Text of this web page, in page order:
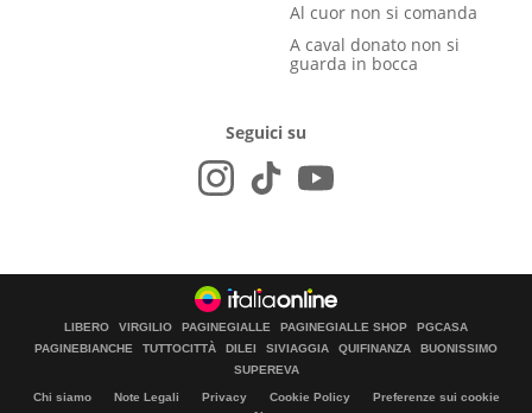
Al cuor non si comanda
A caval donato non si
guarda in bocca
Seguici su
LIBERO VIRGILIO PAGINEGIALLE PAGINEGIALLE SHOP
PGCASA
PAGINEBIANCHE
TUTTOCITTÀ DILEI SIVIAGGIA QUIFINANZA
BUONISSIMO
SUPEREVA
Chi siamo Note Legali Privacy Cookie Policy
Preferenze sui cookie